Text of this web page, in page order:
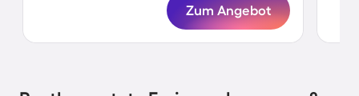
Zum Angebot